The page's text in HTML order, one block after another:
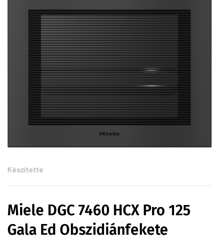
Készítette
Miele DGC 7460 HCX Pro 125
Gala Ed Obszidiánfekete